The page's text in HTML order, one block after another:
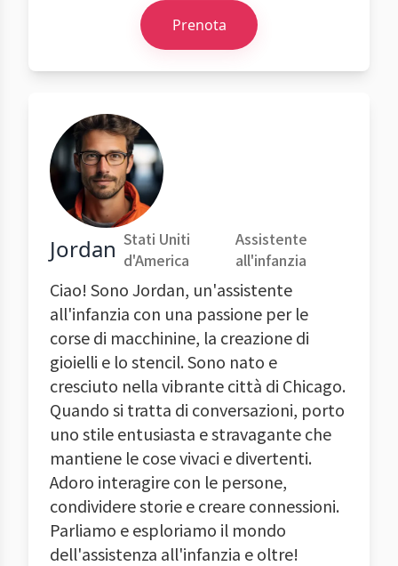
Prenota
Jordan Stati Uniti
d'America
Assistente
all'infanzia
Ciao! Sono Jordan, un'assistente
all'infanzia con una passione per le
corse di macchinine, la creazione di
gioielli e lo stencil. Sono nato e
cresciuto nella vibrante città di Chicago.
Quando si tratta di conversazioni, porto
uno stile entusiasta e stravagante che
mantiene le cose vivaci e divertenti.
Adoro interagire con le persone,
condividere storie e creare connessioni.
Parliamo e esploriamo il mondo
dell'assistenza all'infanzia e oltre!